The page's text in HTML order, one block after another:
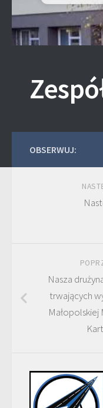
OBSERWUJ:
Nasza
trwających
Małopolskiej